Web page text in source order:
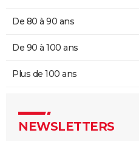
De 80 à 90 ans
De 90 à 100 ans
Plus de 100 ans
NEWSLETTERS